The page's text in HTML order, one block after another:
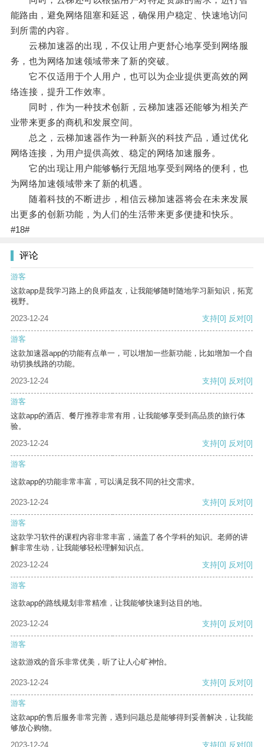
能路由，避免网络阻塞和延迟，确保用户稳定、快速地访问
到所需的内容。
云梯加速器的出现，不仅让用户更舒心地享受到网络服
务，也为网络加速领域带来了新的突破。
它不仅适用于个人用户，也可以为企业提供更高效的网
络连接，提升工作效率。
同时，作为一种技术创新，云梯加速器还能够为相关产
业带来更多的商机和发展空间。
总之，云梯加速器作为一种新兴的科技产品，通过优化
网络连接，为用户提供高效、稳定的网络加速服务。
它的出现让用户能够畅行无阻地享受到网络的便利，也
为网络加速领域带来了新的机遇。
随着科技的不断进步，相信云梯加速器将会在未来发展
出更多的创新功能，为人们的生活带来更多便捷和快乐。
#18#
评论
游客
这款app是我学习路上的良师益友，让我能够随时随地学习新知识，拓宽
视野。
2023-12-24
支持[0] 反对[0]
游客
这款加速器app的功能有点单一，可以增加一些新功能，比如增加一个自
动切换线路的功能。
2023-12-24
支持[0] 反对[0]
游客
这款app的酒店、餐厅推荐非常有用，让我能够享受到高品质的旅行体
验。
2023-12-24
支持[0] 反对[0]
游客
这款app的功能非常丰富，可以满足我不同的社交需求。
2023-12-24 支持[0] 反对[0]
游客
这款学习软件的课程内容非常丰富，涵盖了各个学科的知识。老师的讲
解非常生动，让我能够轻松理解知识点。
2023-12-24
支持[0] 反对[0]
游客
这款app的路线规划非常精准，让我能够快速到达目的地。
2023-12-24 支持[0] 反对[0]
游客
这款游戏的音乐非常优美，听了让人心旷神怡。
2023-12-24 支持[0] 反对[0]
游客
这款app的售后服务非常完善，遇到问题总是能够得到妥善解决，让我能
够放心购物。
2023-12-24
支持[0] 反对[0]